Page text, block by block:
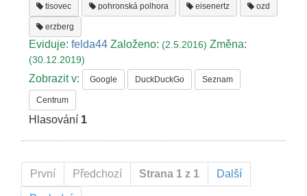
tisovec pohronská polhora eisenertz ozd
erzberg
Eviduje:felda44 Založeno:(2.5.2016)Změna:
(30.12.2019)
Zobrazit v: Google DuckDuckGo Seznam
Centrum
Hlasování 1
První Předchozí Strana 1 z 1 Další